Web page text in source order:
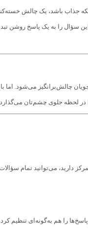
از اینکه جذاب باشد، یک
سؤال را به یک پاسخ روشن
چالش‌برانگیز می‌شود. اما
در لحظه جلوی چشم‌تان
دارید، می‌توانید تمام سؤالات
پاسخ‌ها را هم به‌گونه‌ای تنظیم